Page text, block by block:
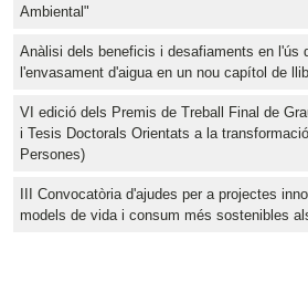
Ambiental"
Anàlisi dels beneficis i desafiaments en l'ús
l'envasament d'aigua en un nou capítol de
VI edició dels Premis de Treball Final de
i Tesis Doctorals Orientats a la
Persones)
III Convocatòria d'ajudes per a projectes
models de vida i consum més sostenibles